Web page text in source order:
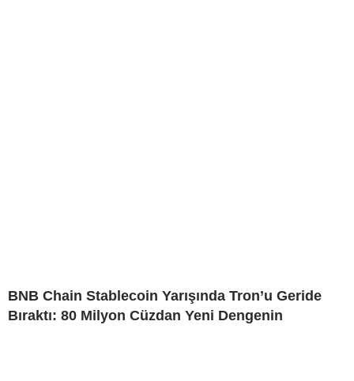
BNB Chain Stablecoin Yarışında Tron’u Geride
Bıraktı: 80 Milyon Cüzdan Yeni Dengenin